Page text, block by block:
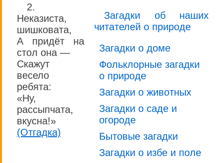
2.
Неказиста,
шишковата,
А придёт на
стол она —
Скажут
весело
ребята:
«Ну,
рассыпчата,
вкусна!»
(Отгадка)
Загадки об наших
читателей о природе
Загадки о доме
Фольклорные загадки
о природе
Загадки о животных
Загадки о саде и
огороде
Бытовые загадки
Загадки о избе и поле